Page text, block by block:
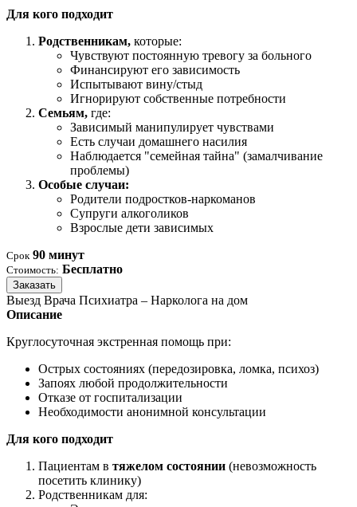
Для кого подходит
Родственникам, которые:
Чувствуют постоянную тревогу за больного
Финансируют его зависимость
Испытывают вину/стыд
Игнорируют собственные потребности
Семьям, где:
Зависимый манипулирует чувствами
Есть случаи домашнего насилия
Наблюдается "семейная тайна" (замалчивание
проблемы)
Особые случаи:
Родители подростков-наркоманов
Супруги алкоголиков
Взрослые дети зависимых
Срок 90 минут
Стоимость: Бесплатно
Заказать
Выезд Врача Психиатра – Нарколога на дом
Описание
Круглосуточная экстренная помощь при:
Острых состояниях (передозировка, ломка, психоз)
Запоях любой продолжительности
Отказе от госпитализации
Необходимости анонимной консультации
Для кого подходит
Пациентам в тяжелом состоянии (невозможность
посетить клинику)
Родственникам для: